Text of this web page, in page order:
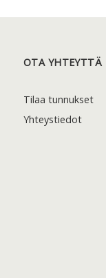
OTA YHTEYTTÄ
Tilaa tunnukset
Yhteystiedot